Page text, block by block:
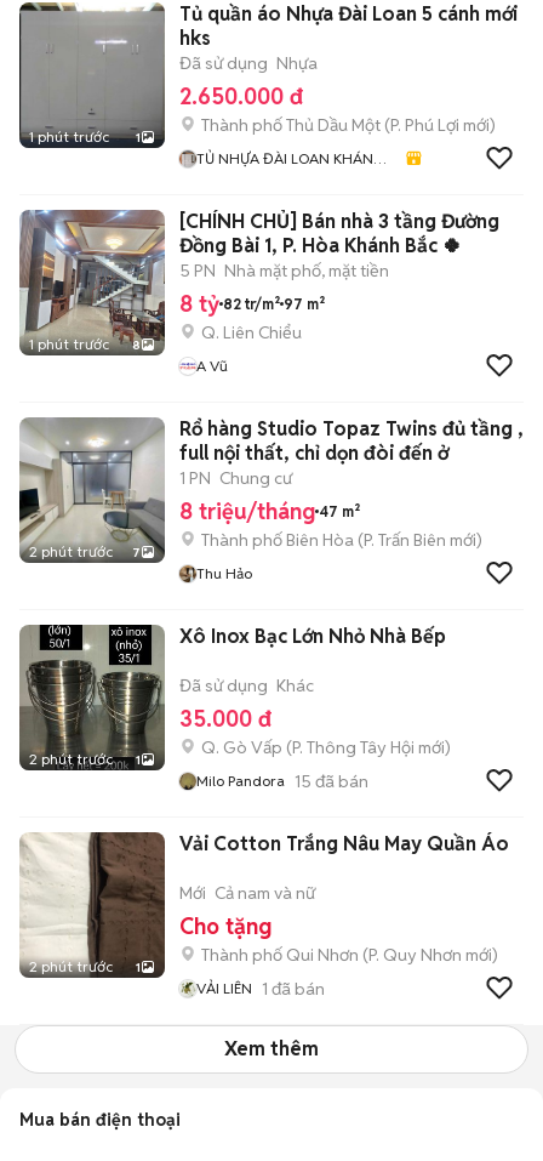
1 phút trước 1
Tủ quần áo Nhựa Đài Loan 5 cánh mới
hks
Đã sử dụng Nhựa
2.650.000 đ
Thành phố Thủ Dầu Một (P. Phú Lợi mới)
TỦ NHỰA ĐÀI LOAN KHÁNH
1 phút trước 8
[CHÍNH CHỦ] Bán nhà 3 tầng Đường
Đồng Bài 1, P. Hòa Khánh Bắc 🍀
5 PN Nhà mặt phố, mặt tiền
8 tỷ 82 tr/m² 97 m²
Q. Liên Chiểu
A Vũ
2 phút trước 7
Rổ hàng Studio Topaz Twins đủ tầng ,
full nội thất, chỉ dọn đòi đến ở
1 PN Chung cư
8 triệu/tháng 47 m²
Thành phố Biên Hòa (P. Trấn Biên mới)
Thu Hảo
2 phút trước 1
Xô Inox Bạc Lớn Nhỏ Nhà Bếp
Đã sử dụng Khác
35.000 đ
Q. Gò Vấp (P. Thông Tây Hội mới)
Milo Pandora 15 đã bán
2 phút trước 1
Vải Cotton Trắng Nâu May Quần Áo
Mới Cả nam và nữ
Cho tặng
Thành phố Qui Nhơn (P. Quy Nhơn mới)
VẢI LIÊN 1 đã bán
Xem thêm
Mua bán điện thoại